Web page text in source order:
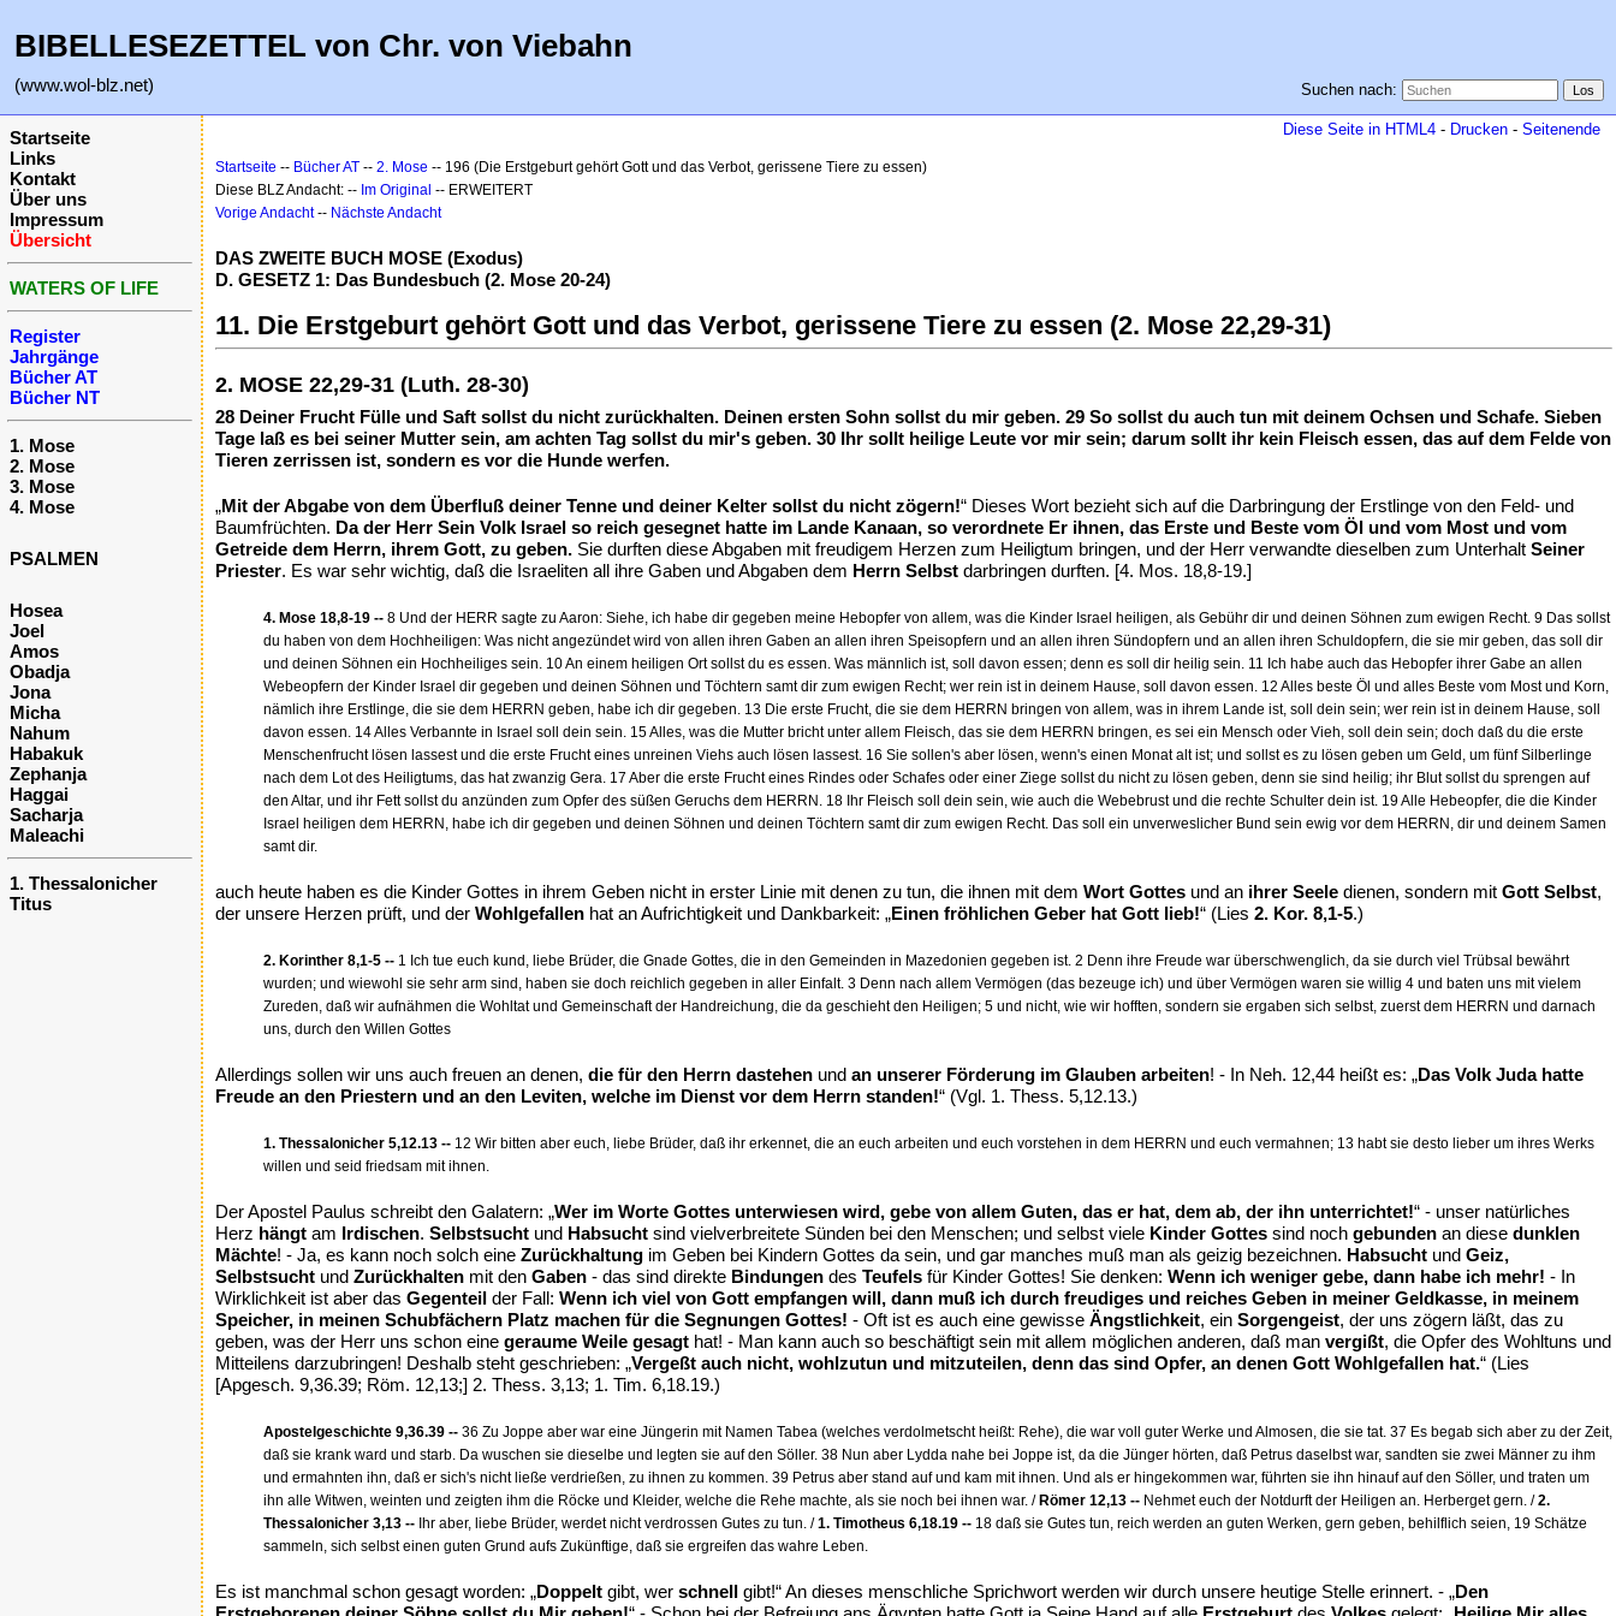
BIBELLESEZETTEL von Chr. von Viebahn
(www.wol-blz.net) Suchen nach:
Startseite
Links
Kontakt
Über uns
Impressum
Übersicht
WATERS OF LIFE
Register
Jahrgänge
Bücher AT
Bücher NT
1. Mose
2. Mose
3. Mose
4. Mose
PSALMEN
Hosea
Joel
Amos
Obadja
Jona
Micha
Nahum
Habakuk
Zephanja
Haggai
Sacharja
Maleachi
1. Thessalonicher
Titus
Diese Seite in HTML4 - Drucken - Seitenende
Startseite -- Bücher AT -- 2. Mose -- 196 (Die Erstgeburt gehört Gott und das Verbot, gerissene Tiere zu essen)
Diese BLZ Andacht: -- Im Original -- ERWEITERT
Vorige Andacht-- Nächste Andacht
DAS ZWEITE BUCH MOSE (Exodus)
D. GESETZ 1: Das Bundesbuch (2. Mose 20-24)
11. Die Erstgeburt gehört Gott und das Verbot, gerissene Tiere zu essen (2. Mose 22,29-31)
2. MOSE 22,29-31 (Luth. 28-30)
28 Deiner Frucht Fülle und Saft sollst du nicht zurückhalten. Deinen ersten Sohn sollst du mir geben. 29 So sollst du auch tun mit deinem Ochsen und Schafe. Sieben
Tage laß es bei seiner Mutter sein, am achten Tag sollst du mir's geben. 30 Ihr sollt heilige Leute vor mir sein; darum sollt ihr kein Fleisch essen, das auf dem Felde von
Tieren zerrissen ist, sondern es vor die Hunde werfen.
„Mit der Abgabe von dem Überfluß deiner Tenne und deiner Kelter sollst du nicht zögern!“ Dieses Wort bezieht sich auf die Darbringung der Erstlinge von den Feld- und
Baumfrüchten. Da der Herr Sein Volk Israel so reich gesegnet hatte im Lande Kanaan, so verordnete Er ihnen, das Erste und Beste vom Öl und vom Most und vom
Getreide dem Herrn, ihrem Gott, zu geben. Sie durften diese Abgaben mit freudigem Herzen zum Heiligtum bringen, und der Herr verwandte dieselben zum Unterhalt Seiner
Priester. Es war sehr wichtig, daß die Israeliten all ihre Gaben und Abgaben dem Herrn Selbst darbringen durften. [4. Mos. 18,8-19.]
4. Mose 18,8-19 -- 8 Und der HERR sagte zu Aaron: Siehe, ich habe dir gegeben meine Hebopfer von allem, was die Kinder Israel heiligen, als Gebühr dir und deinen Söhnen zum ewigen Recht. 9 Das sollst
du haben von dem Hochheiligen: Was nicht angezündet wird von allen ihren Gaben an allen ihren Speisopfern und an allen ihren Sündopfern und an allen ihren Schuldopfern, die sie mir geben, das soll dir
und deinen Söhnen ein Hochheiliges sein. 10 An einem heiligen Ort sollst du es essen. Was männlich ist, soll davon essen; denn es soll dir heilig sein. 11 Ich habe auch das Hebopfer ihrer Gabe an allen
Webeopfern der Kinder Israel dir gegeben und deinen Söhnen und Töchtern samt dir zum ewigen Recht; wer rein ist in deinem Hause, soll davon essen. 12 Alles beste Öl und alles Beste vom Most und Korn,
nämlich ihre Erstlinge, die sie dem HERRN geben, habe ich dir gegeben. 13 Die erste Frucht, die sie dem HERRN bringen von allem, was in ihrem Lande ist, soll dein sein; wer rein ist in deinem Hause, soll
davon essen. 14 Alles Verbannte in Israel soll dein sein. 15 Alles, was die Mutter bricht unter allem Fleisch, das sie dem HERRN bringen, es sei ein Mensch oder Vieh, soll dein sein; doch daß du die erste
Menschenfrucht lösen lassest und die erste Frucht eines unreinen Viehs auch lösen lassest. 16 Sie sollen's aber lösen, wenn's einen Monat alt ist; und sollst es zu lösen geben um Geld, um fünf Silberlinge
nach dem Lot des Heiligtums, das hat zwanzig Gera. 17 Aber die erste Frucht eines Rindes oder Schafes oder einer Ziege sollst du nicht zu lösen geben, denn sie sind heilig; ihr Blut sollst du sprengen auf
den Altar, und ihr Fett sollst du anzünden zum Opfer des süßen Geruchs dem HERRN. 18 Ihr Fleisch soll dein sein, wie auch die Webebrust und die rechte Schulter dein ist. 19 Alle Hebeopfer, die die Kinder
Israel heiligen dem HERRN, habe ich dir gegeben und deinen Söhnen und deinen Töchtern samt dir zum ewigen Recht. Das soll ein unverweslicher Bund sein ewig vor dem HERRN, dir und deinem Samen
samt dir.
auch heute haben es die Kinder Gottes in ihrem Geben nicht in erster Linie mit denen zu tun, die ihnen mit dem Wort Gottes und an ihrer Seele dienen, sondern mit Gott Selbst,
der unsere Herzen prüft, und der Wohlgefallen hat an Aufrichtigkeit und Dankbarkeit: „Einen fröhlichen Geber hat Gott lieb!“ (Lies 2. Kor. 8,1-5.)
2. Korinther 8,1-5 -- 1 Ich tue euch kund, liebe Brüder, die Gnade Gottes, die in den Gemeinden in Mazedonien gegeben ist. 2 Denn ihre Freude war überschwenglich, da sie durch viel Trübsal bewährt
wurden; und wiewohl sie sehr arm sind, haben sie doch reichlich gegeben in aller Einfalt. 3 Denn nach allem Vermögen (das bezeuge ich) und über Vermögen waren sie willig 4 und baten uns mit vielem
Zureden, daß wir aufnähmen die Wohltat und Gemeinschaft der Handreichung, die da geschieht den Heiligen; 5 und nicht, wie wir hofften, sondern sie ergaben sich selbst, zuerst dem HERRN und darnach
uns, durch den Willen Gottes
Allerdings sollen wir uns auch freuen an denen, die für den Herrn dastehen und an unserer Förderung im Glauben arbeiten! - In Neh. 12,44 heißt es: „Das Volk Juda hatte
Freude an den Priestern und an den Leviten, welche im Dienst vor dem Herrn standen!“ (Vgl. 1. Thess. 5,12.13.)
1. Thessalonicher 5,12.13 -- 12 Wir bitten aber euch, liebe Brüder, daß ihr erkennet, die an euch arbeiten und euch vorstehen in dem HERRN und euch vermahnen; 13 habt sie desto lieber um ihres Werks
willen und seid friedsam mit ihnen.
Der Apostel Paulus schreibt den Galatern: „Wer im Worte Gottes unterwiesen wird, gebe von allem Guten, das er hat, dem ab, der ihn unterrichtet!“ - unser natürliches
Herz hängt am Irdischen. Selbstsucht und Habsucht sind vielverbreitete Sünden bei den Menschen; und selbst viele Kinder Gottes sind noch gebunden an diese dunklen
Mächte! - Ja, es kann noch solch eine Zurückhaltung im Geben bei Kindern Gottes da sein, und gar manches muß man als geizig bezeichnen. Habsucht und Geiz,
Selbstsucht und Zurückhalten mit den Gaben - das sind direkte Bindungen des Teufels für Kinder Gottes! Sie denken: Wenn ich weniger gebe, dann habe ich mehr! - In
Wirklichkeit ist aber das Gegenteil der Fall: Wenn ich viel von Gott empfangen will, dann muß ich durch freudiges und reiches Geben in meiner Geldkasse, in meinem
Speicher, in meinen Schubfächern Platz machen für die Segnungen Gottes! - Oft ist es auch eine gewisse Ängstlichkeit, ein Sorgengeist, der uns zögern läßt, das zu
geben, was der Herr uns schon eine geraume Weile gesagt hat! - Man kann auch so beschäftigt sein mit allem möglichen anderen, daß man vergißt, die Opfer des Wohltuns und
Mitteilens darzubringen! Deshalb steht geschrieben: „Vergeßt auch nicht, wohlzutun und mitzuteilen, denn das sind Opfer, an denen Gott Wohlgefallen hat.“ (Lies
[Apgesch. 9,36.39; Röm. 12,13;] 2. Thess. 3,13; 1. Tim. 6,18.19.)
Apostelgeschichte 9,36.39 -- 36 Zu Joppe aber war eine Jüngerin mit Namen Tabea (welches verdolmetscht heißt: Rehe), die war voll guter Werke und Almosen, die sie tat. 37 Es begab sich aber zu der Zeit,
daß sie krank ward und starb. Da wuschen sie dieselbe und legten sie auf den Söller. 38 Nun aber Lydda nahe bei Joppe ist, da die Jünger hörten, daß Petrus daselbst war, sandten sie zwei Männer zu ihm
und ermahnten ihn, daß er sich's nicht ließe verdrießen, zu ihnen zu kommen. 39 Petrus aber stand auf und kam mit ihnen. Und als er hingekommen war, führten sie ihn hinauf auf den Söller, und traten um
ihn alle Witwen, weinten und zeigten ihm die Röcke und Kleider, welche die Rehe machte, als sie noch bei ihnen war. / Römer 12,13 -- Nehmet euch der Notdurft der Heiligen an. Herberget gern. /2.
Thessalonicher 3,13 -- Ihr aber, liebe Brüder, werdet nicht verdrossen Gutes zu tun. /1. Timotheus 6,18.19 -- 18 daß sie Gutes tun, reich werden an guten Werken, gern geben, behilflich seien, 19 Schätze
sammeln, sich selbst einen guten Grund aufs Zukünftige, daß sie ergreifen das wahre Leben.
Es ist manchmal schon gesagt worden: „Doppelt gibt, wer schnell gibt!“ An dieses menschliche Sprichwort werden wir durch unsere heutige Stelle erinnert. - „Den